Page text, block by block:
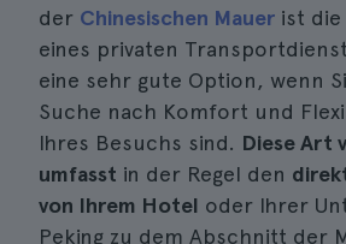
der Chinesischen Mauer ist
eines privaten
eine sehr gute Option, wenn
Suche nach Komfort und
Ihres Besuchs sind. Diese Art
umfasst in der Regel den
von Ihrem Hotel oder Ihrer
Peking zu dem Abschnitt der